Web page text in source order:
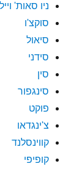
ניו סאות'
סוקצ'ו
סיאול
סידני
סין
סינגפור
פוקט
צ'ינגדאו
קווינסלנד
קופיפי